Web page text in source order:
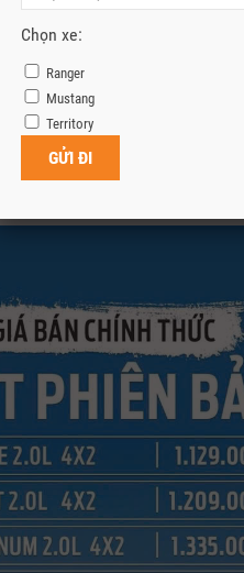
2026:
Chọn xe:
Ranger
Mustang
Territory